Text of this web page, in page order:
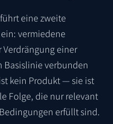
eine zweite
vermiedene
einer
verbunden
kein Produkt — sie ist
Folge, die nur relevant
erfüllt sind.